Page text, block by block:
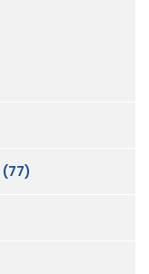
(77)